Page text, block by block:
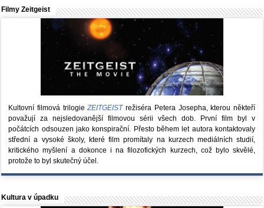
Filmy Zeitgeist
Kultovní filmová trilogieZEITGEISTrežiséra Petera Josepha, kterou někteří
považují za nejsledovanější filmovou sérii všech dob. První film byl v
počátcích odsouzen jako konspirační. Přesto během let autora kontaktovaly
střední a vysoké školy, které film promítaly na kurzech mediálních studií,
kritického myšlení a dokonce i na filozofických kurzech, což bylo skvělé,
protože to byl skutečný účel.
Kultura v úpadku